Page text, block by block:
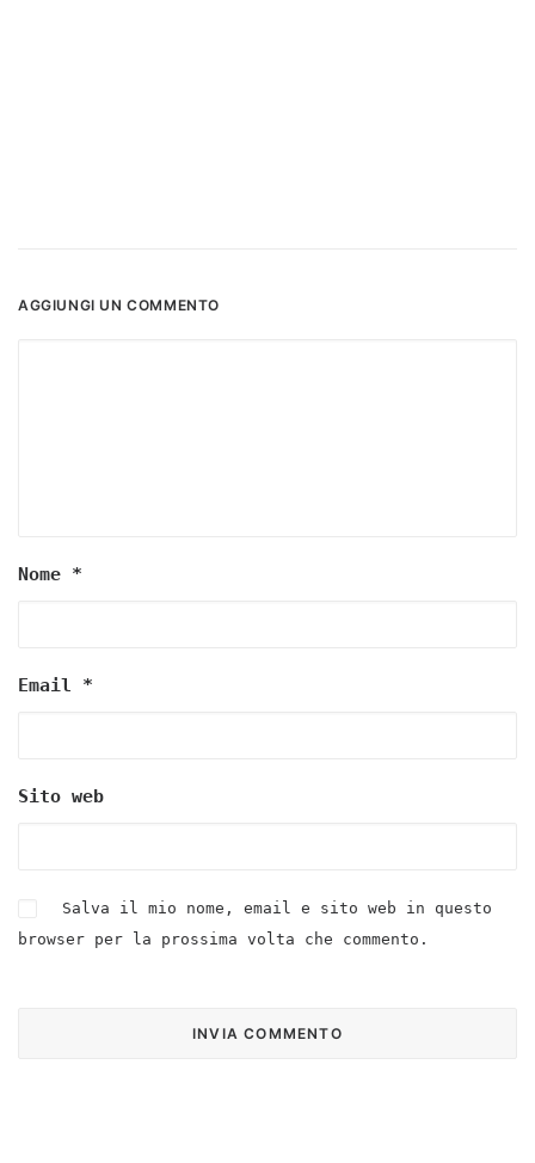
AGGIUNGI UN COMMENTO
Nome *
Email *
Sito web
Salva il mio nome, email e sito web in questo
browser per la prossima volta che commento.